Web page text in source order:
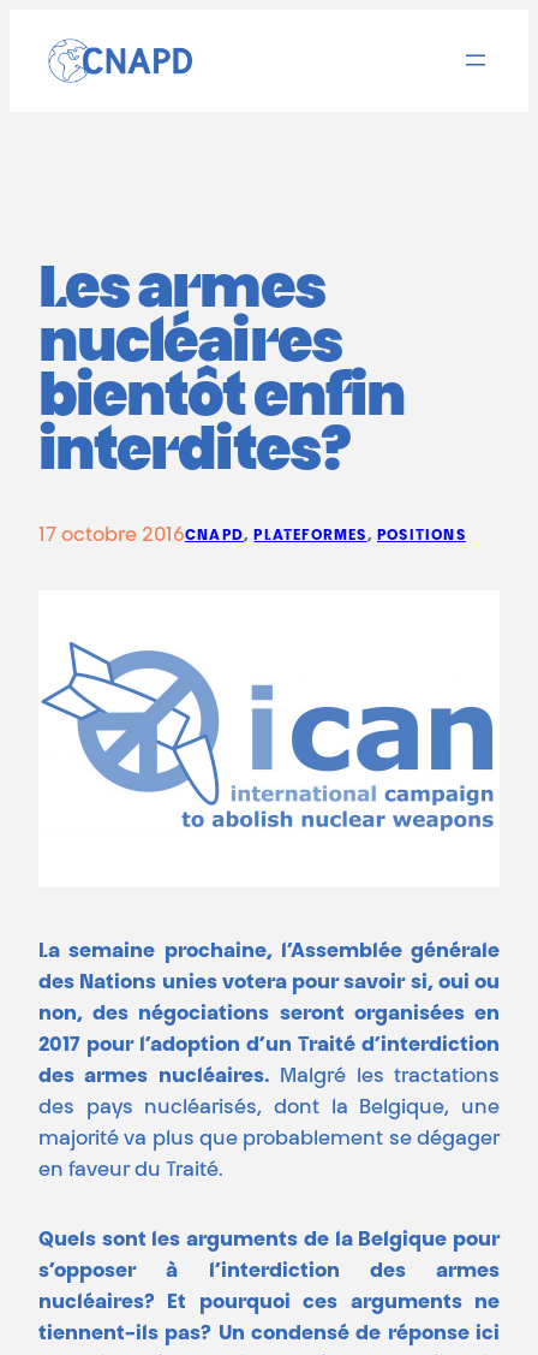
contenu
Les armes
nucléaires
bientôt enfin
interdites?
17 octobre 2016CNAPD, PLATEFORMES, POSITIONS
La semaine prochaine, l’Assemblée générale
des Nations unies votera pour savoir si, oui ou
non, des négociations seront organisées en
2017 pour l’adoption d’un Traité d’interdiction
des armes nucléaires. Malgré les tractations
des pays nucléarisés, dont la Belgique, une
majorité va plus que probablement se dégager
en faveur du Traité.
Quels sont les arguments de la Belgique pour
s’opposer à l’interdiction des armes
nucléaires? Et pourquoi ces arguments ne
tiennent-ils pas? Un condensé de réponse ici